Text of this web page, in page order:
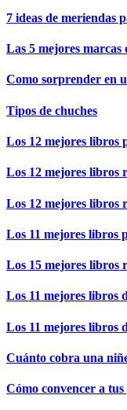
7 ideas de meriendas
Las 5 mejores
Como sorprender en
Tipos de chuches
Los 12 mejores libros
Los 12 mejores libros
Los 12 mejores libros
Los 11 mejores libros
Los 15 mejores libros
Los 11 mejores libros
Los 11 mejores libros
Cuánto cobra una
Cómo convencer a